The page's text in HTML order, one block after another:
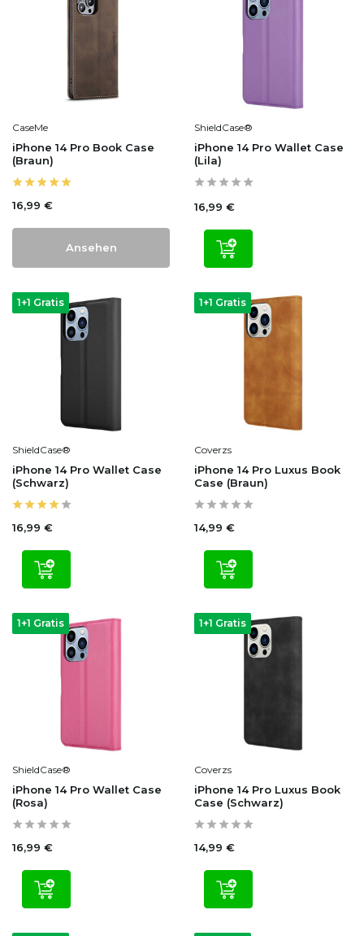
CaseMe
iPhone 14 Pro Book Case
(Braun)
16,99 €
Ansehen
ShieldCase®
iPhone 14 Pro Wallet Case
(Lila)
16,99 €
1+1 Gratis
ShieldCase®
iPhone 14 Pro Wallet Case
(Schwarz)
16,99 €
1+1 Gratis
Coverzs
iPhone 14 Pro Luxus Book
Case (Braun)
14,99 €
1+1 Gratis
ShieldCase®
iPhone 14 Pro Wallet Case
(Rosa)
16,99 €
1+1 Gratis
Coverzs
iPhone 14 Pro Luxus Book
Case (Schwarz)
14,99 €